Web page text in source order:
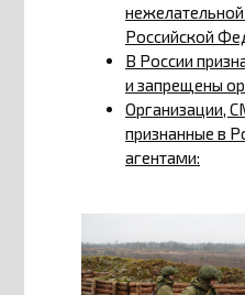
Российской
В России
и запрещены
Организации,
признанные в
агентами: